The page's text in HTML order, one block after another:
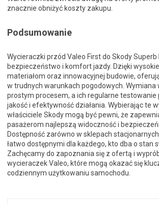
znacznie obniżyć koszty zakupu.
Podsumowanie
Wycieraczki przód Valeo First do Skody Superb
bezpieczeństwo i komfort jazdy. Dzięki
materiałom oraz innowacyjnej budowie,
w trudnych warunkach pogodowych. Wymiana
prostym procesem, a ich regularne
jakość i efektywność działania. Wybierając te
właściciele Skody mogą być pewni, że
pasażerom najlepszą widoczność i
Dostępność zarówno w sklepach
łatwo dostępnymi dla każdego, kto dba o stan
Zachęcamy do zapoznania się z ofertą i
wycieraczek Valeo, które mogą okazać się
codziennym użytkowaniu samochodu.